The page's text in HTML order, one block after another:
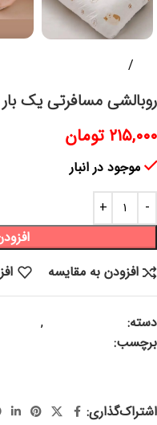
روبالشی مسافرتی یک
۲۱۵,۰۰۰ تومان
موجود در انبار
افزودن به مقایسه
دسته: ,
برچسب:
اشتراک‌گذاری: